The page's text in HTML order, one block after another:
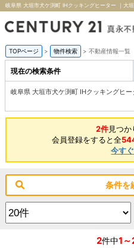
岐阜県 大垣市犬ケ渕町 IHクッキングヒーター ｜大
TOPページ > 物件検索 > 不動産情報一覧
現在の検索条件
岐阜県 大垣市犬ケ渕町 IHクッキングヒ
2件見つか
会員登録をすると全
今す
条件を
2件中1～